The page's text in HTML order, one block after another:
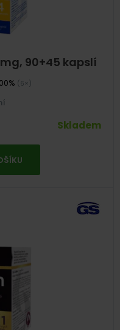
90+45 kapslí
(6×)
Skladem